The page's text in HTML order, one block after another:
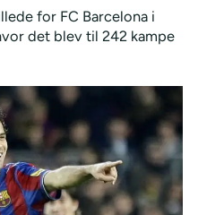
for FC Barcelona i
det blev til 242 kampe